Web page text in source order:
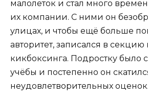
малолеток и стал много
их компании. С ними он
улицах, и чтобы ещё больше
авторитет, записался в секцию
кикбоксинга. Подростку было
учёбы и постепенно он
неудовлетворительных оценок.